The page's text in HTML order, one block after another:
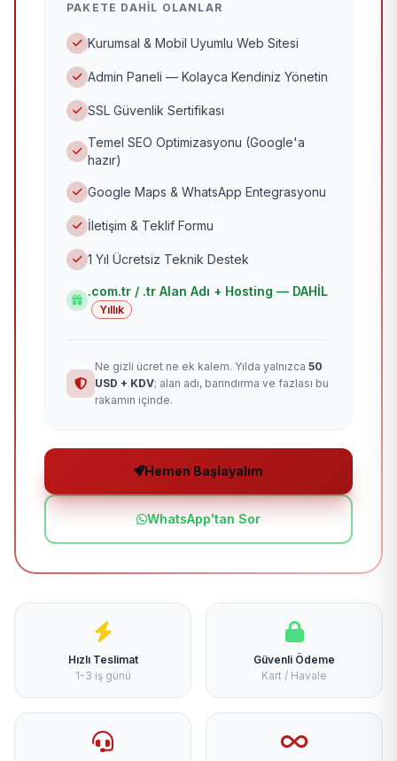
PAKETE DAHIL OLANLAR
Kurumsal & Mobil Uyumlu Web Sitesi
Admin Paneli — Kolayca Kendiniz Yönetin
SSL Güvenlik Sertifikası
Temel SEO Optimizasyonu (Google'a
hazır)
Google Maps & WhatsApp Entegrasyonu
İletişim & Teklif Formu
1 Yıl Ücretsiz Teknik Destek
.com.tr / .tr Alan Adı + Hosting — DAHİL
Yıllık
Ne gizli ücret ne ek kalem. Yılda yalnızca 50
USD + KDV; alan adı, barındırma ve fazlası bu
rakamın içinde.
Hemen Başlayalım
WhatsApp'tan Sor
Hızlı Teslimat
1-3 iş günü
Güvenli Ödeme
Kart / Havale